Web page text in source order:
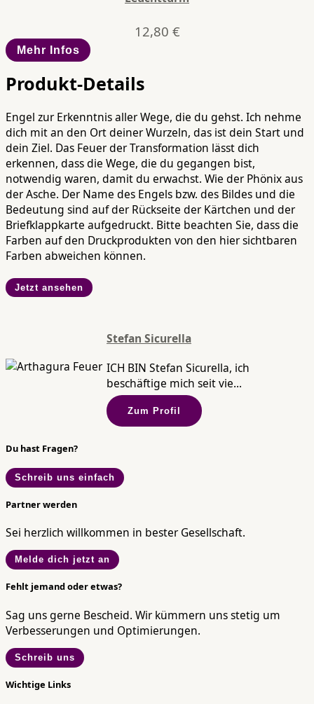
12,80 €
Mehr Infos
Produkt-Details
Engel zur Erkenntnis aller Wege, die du gehst. Ich nehme
dich mit an den Ort deiner Wurzeln, das ist dein Start und
dein Ziel. Das Feuer der Transformation lässt dich
erkennen, dass die Wege, die du gegangen bist,
notwendig waren, damit du erwachst. Wie der Phönix aus
der Asche. Der Name des Engels bzw. des Bildes und die
Bedeutung sind auf der Rückseite der Kärtchen und der
Briefklappkarte aufgedruckt. Bitte beachten Sie, dass die
Farben auf den Druckprodukten von den hier sichtbaren
Farben abweichen können.
Jetzt ansehen
Stefan Sicurella
ICH BIN Stefan Sicurella, ich
beschäftige mich seit vie...
Zum Profil
Du hast Fragen?
Schreib uns einfach
Partner werden
Sei herzlich willkommen in bester Gesellschaft.
Melde dich jetzt an
Fehlt jemand oder etwas?
Sag uns gerne Bescheid. Wir kümmern uns stetig um
Verbesserungen und Optimierungen.
Schreib uns
Wichtige Links